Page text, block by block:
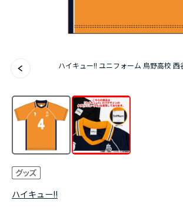
ハイキュー!! ユニフォーム 烏野高校 西
ハイキュー!!